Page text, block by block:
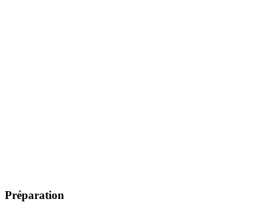
Préparation